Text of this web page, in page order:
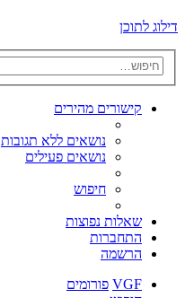
דילוג לתוכן
קישורים מהירים
נושאים ללא תגובות
נושאים פעילים
חיפוש
שאלות נפוצות
התחברות
הרשמה
VGF פורומים